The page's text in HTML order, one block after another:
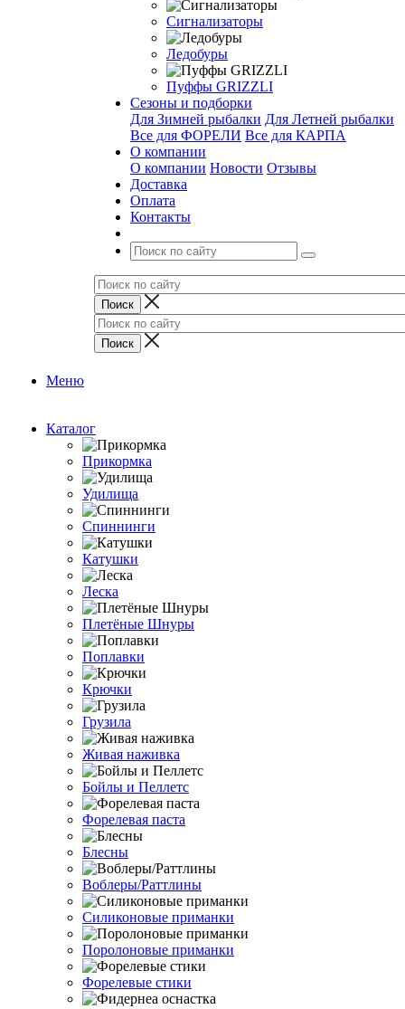
Сигнализаторы
Ледобуры
Пуффы GRIZZLI
Сезоны и подборки
Для Зимней рыбалки Для Летней рыбалки
Все для ФОРЕЛИ Все для КАРПА
О компании
О компании Новости Отзывы
Доставка
Оплата
Контакты
Меню
Каталог
Прикормка
Удилища
Спиннинги
Катушки
Леска
Плетёные Шнуры
Поплавки
Крючки
Грузила
Живая наживка
Бойлы и Пеллетс
Форелевая паста
Блесны
Воблеры/Раттлины
Силиконовые приманки
Поролоновые приманки
Форелевые стики